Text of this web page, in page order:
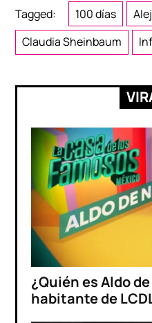
Tagged: 100 días
Claudia Sheinbaum
¿Quién es Aldo
habitante de